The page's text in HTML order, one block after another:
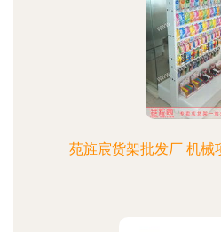
苑旌宸货架批发厂 机械